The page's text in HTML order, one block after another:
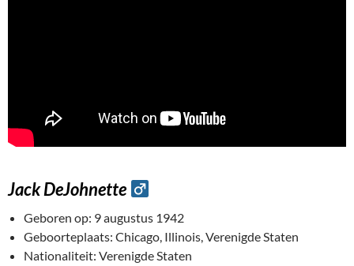
Jack DeJohnette
Geboren op: 9 augustus 1942
Geboorteplaats: Chicago, Illinois, Verenigde Staten
Nationaliteit: Verenigde Staten